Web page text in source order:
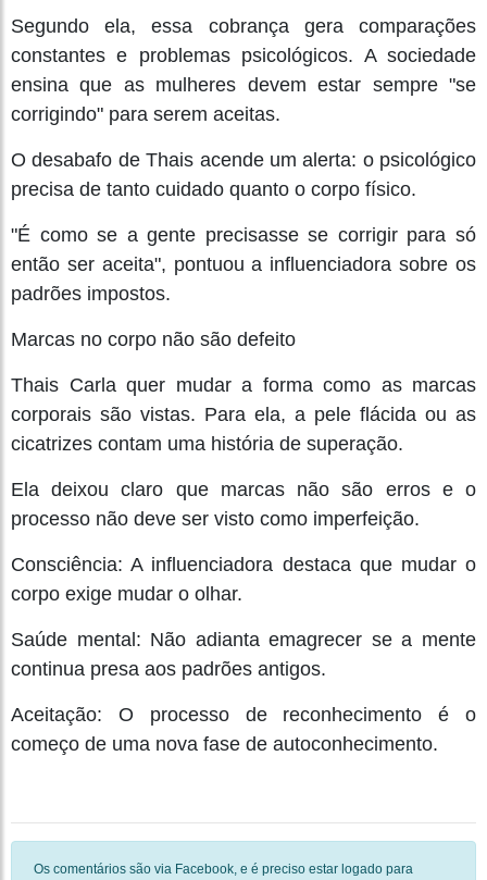
Segundo ela, essa cobrança gera comparações
constantes e problemas psicológicos. A sociedade
ensina que as mulheres devem estar sempre "se
corrigindo" para serem aceitas.
O desabafo de Thais acende um alerta: o psicológico
precisa de tanto cuidado quanto o corpo físico.
"É como se a gente precisasse se corrigir para só
então ser aceita", pontuou a influenciadora sobre os
padrões impostos.
Marcas no corpo não são defeito
Thais Carla quer mudar a forma como as marcas
corporais são vistas. Para ela, a pele flácida ou as
cicatrizes contam uma história de superação.
Ela deixou claro que marcas não são erros e o
processo não deve ser visto como imperfeição.
Consciência: A influenciadora destaca que mudar o
corpo exige mudar o olhar.
Saúde mental: Não adianta emagrecer se a mente
continua presa aos padrões antigos.
Aceitação: O processo de reconhecimento é o
começo de uma nova fase de autoconhecimento.
Os comentários são via Facebook, e é preciso estar logado para